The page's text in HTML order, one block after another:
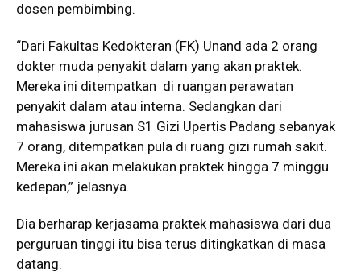
dosen pembimbing.
“Dari Fakultas Kedokteran (FK) Unand ada 2 orang
dokter muda penyakit dalam yang akan praktek.
Mereka ini ditempatkan di ruangan perawatan
penyakit dalam atau interna. Sedangkan dari
mahasiswa jurusan S1 Gizi Upertis Padang sebanyak
7 orang, ditempatkan pula di ruang gizi rumah sakit.
Mereka ini akan melakukan praktek hingga 7 minggu
kedepan,” jelasnya.
Dia berharap kerjasama praktek mahasiswa dari dua
perguruan tinggi itu bisa terus ditingkatkan di masa
datang.